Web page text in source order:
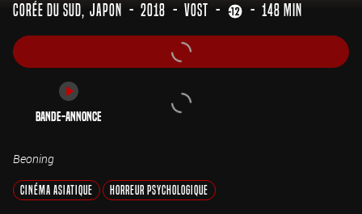
Corée du Sud Japon 2018 VOST 148 min
Bande-annonce
Beoning
Cinéma Asiatique Horreur Psychologique